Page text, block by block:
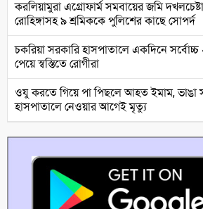
করলিয়ামুরা এগ্রোফার্ম সমবায়ের জমি
রোহিঙ্গাসহ ৯ শ্রমিককে পুলিশের কাছে সোপর্দ
চকরিয়া সরকারি হাসপাতালে একদিনে সর্বোচ্চ
পেয়ে স্বস্তিতে রোগীরা
ওযু করতে গিয়ে পা পিছলে আহত ইমাম, ভাঙা
হাসপাতালে নেওয়ার আগেই মৃত্যু